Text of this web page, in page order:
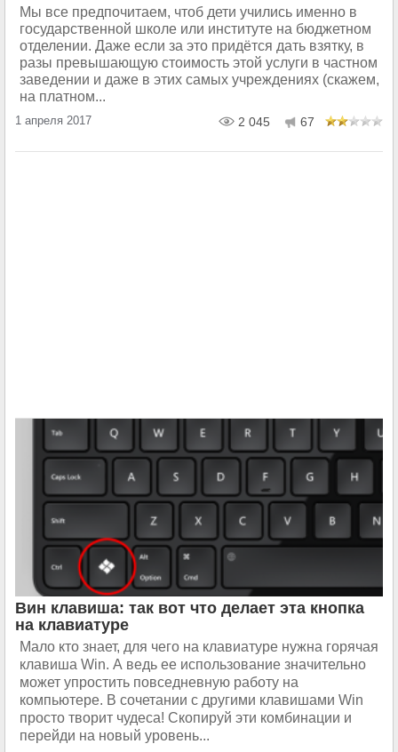
Мы все предпочитаем, чтоб дети учились именно в
государственной школе или институте на бюджетном
отделении. Даже если за это придётся дать взятку, в
разы превышающую стоимость этой услуги в частном
заведении и даже в этих самых учреждениях (скажем,
на платном...
1 апреля 2017 2 045 67
Вин клавиша: так вот что делает эта кнопка
на клавиатуре
Мало кто знает, для чего на клавиатуре нужна горячая
клавиша Win. А ведь ее использование значительно
может упростить повседневную работу на
компьютере. В сочетании с другими клавишами Win
просто творит чудеса! Скопируй эти комбинации и
перейди на новый уровень...